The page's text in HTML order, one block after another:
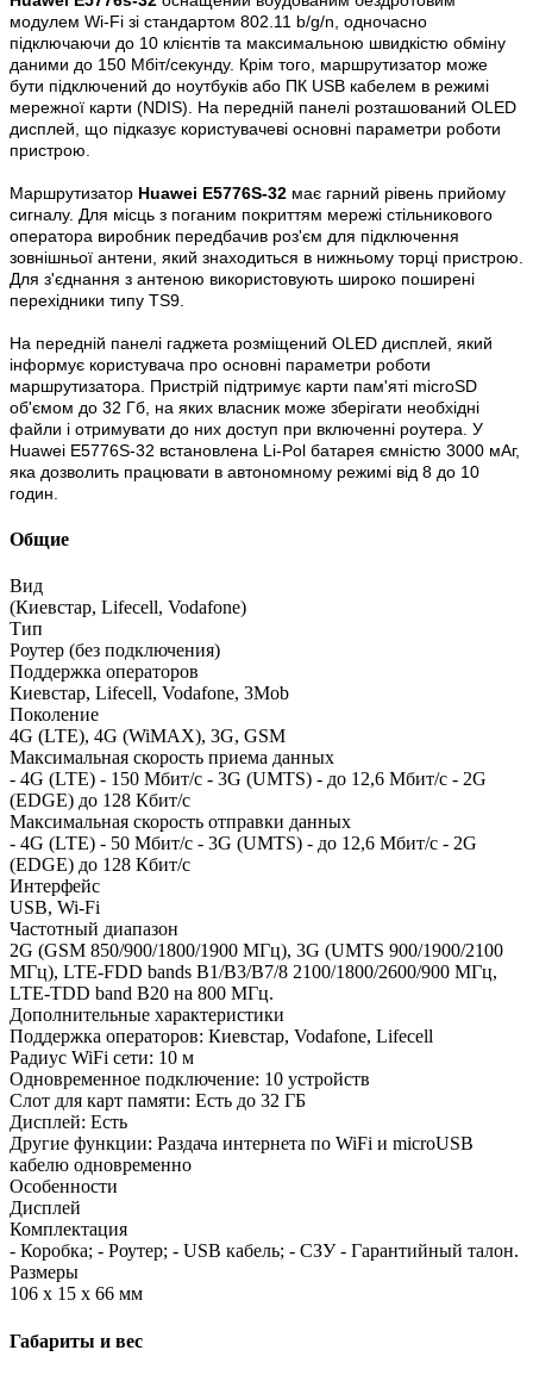
модулем Wi-Fi зі стандартом 802.11 b/g/n, одночасно
підключаючи до 10 клієнтів та максимальною швидкістю обміну
даними до 150 Мбіт/секунду. Крім того, маршрутизатор може
бути підключений до ноутбуків або ПК USB кабелем в режимі
мережної карти (NDIS). На передній панелі розташований OLED
дисплей, що підказує користувачеві основні параметри роботи
пристрою.
Маршрутизатор Huawei E5776S-32 має гарний рівень прийому
сигналу. Для місць з поганим покриттям мережі стільникового
оператора виробник передбачив роз'єм для підключення
зовнішньої антени, який знаходиться в нижньому торці пристрою.
Для з'єднання з антеною використовують широко поширені
перехідники типу TS9.
На передній панелі гаджета розміщений OLED дисплей, який
інформує користувача про основні параметри роботи
маршрутизатора. Пристрій підтримує карти пам'яті microSD
об'ємом до 32 Гб, на яких власник може зберігати необхідні
файли і отримувати до них доступ при включенні роутера. У
Huawei E5776S-32 встановлена ​​Li-Pol батарея ємністю 3000 мАг,
яка дозволить працювати в автономному режимі від 8 до 10
годин.
Общие
Вид
(Киевстар, Lifecell, Vodafone)
Тип
Роутер (без подключения)
Поддержка операторов
Киевстар, Lifecell, Vodafone, 3Mob
Поколение
4G (LTE), 4G (WiMAX), 3G, GSM
Максимальная скорость приема данных
- 4G (LTE) - 150 Мбит/c - 3G (UMTS) - до 12,6 Мбит/c - 2G
(EDGE) до 128 Кбит/с
Максимальная скорость отправки данных
- 4G (LTE) - 50 Мбит/c - 3G (UMTS) - до 12,6 Мбит/c - 2G
(EDGE) до 128 Кбит/с
Интерфейс
USB, Wi-Fi
Частотный диапазон
2G (GSM 850/900/1800/1900 МГц), 3G (UMTS 900/1900/2100
МГц), LTE-FDD bands B1/B3/B7/8 2100/1800/2600/900 МГц,
LTE-TDD band B20 на 800 МГц.
Дополнительные характеристики
Поддержка операторов: Киевстар, Vodafone, Lifecell
Радиус WiFi сети: 10 м
Одновременное подключение: 10 устройств
Слот для карт памяти: Есть до 32 ГБ
Дисплей: Есть
Другие функции: Раздача интернета по WiFi и microUSB
кабелю одновременно
Особенности
Дисплей
Комплектация
- Коробка; - Роутер; - USB кабель; - СЗУ - Гарантийный талон.
Размеры
106 х 15 х 66 мм
Габариты и вес